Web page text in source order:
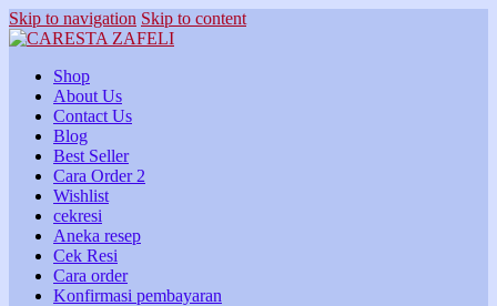
Skip to navigation Skip to content
Shop
About Us
Contact Us
Blog
Best Seller
Cara Order 2
Wishlist
cekresi
Aneka resep
Cek Resi
Cara order
Konfirmasi pembayaran